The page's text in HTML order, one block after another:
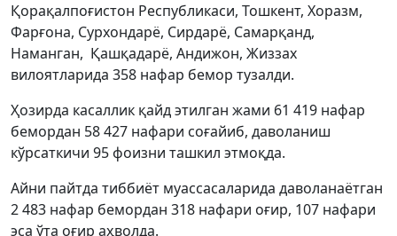
Қорақалпоғистон Республикаси, Тошкент, Хоразм,
Фарғона, Сурхондарё, Сирдарё, Самарқанд,
Наманган, Қашқадарё, Андижон, Жиззах
вилоятларида 358 нафар бемор тузалди.
Ҳозирда касаллик қайд этилган жами 61 419 нафар
бемордан 58 427 нафари соғайиб, даволаниш
кўрсаткичи 95 фоизни ташкил этмоқда.
Айни пайтда тиббиёт муассасаларида даволанаётган
2 483 нафар бемордан 318 нафари оғир, 107 нафари
эса ўта оғир аҳволда.